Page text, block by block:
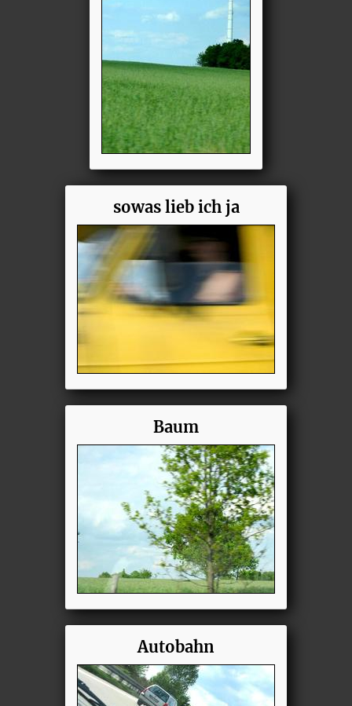
sowas lieb ich ja
Baum
Autobahn